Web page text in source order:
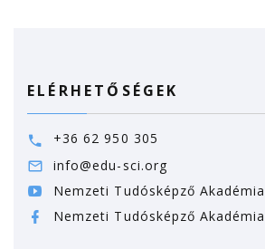
ELÉRHETŐSÉGEK
+36 62 950 305
info@edu-sci.org
Nemzeti Tudósképző Akadémia
Nemzeti Tudósképző Akadémia